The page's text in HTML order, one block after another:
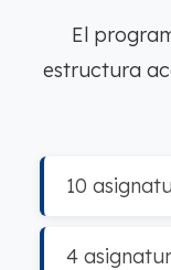
El
estructura
10
4